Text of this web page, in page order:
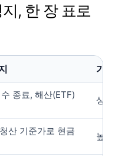
, 한 장 표로
기
종료, 해산(ETF)
상
산 기준가로 현금
높